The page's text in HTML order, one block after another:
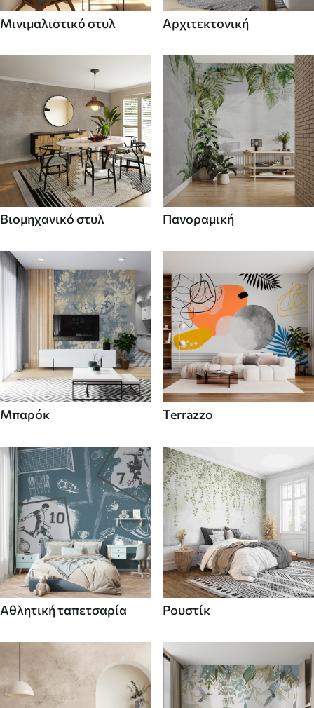
Μινιμαλιστικό στυλ Αρχιτεκτονική
Βιομηχανικό στυλ Πανοραμική
Μπαρόκ Terrazzo
Αθλητική ταπετσαρία Ρουστίκ